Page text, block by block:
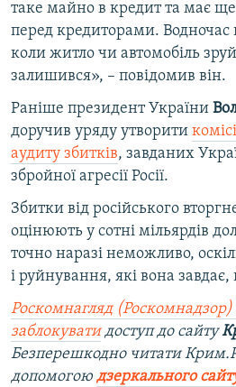
таке майно в кредит та має ще
перед кредиторами. Водночас
коли житло чи автомобіль
залишився», – повідомив він.
Раніше президент України
доручив уряду утворити
аудиту збитків, завданих
збройної агресії Росії.
Збитки від російського
оцінюють у сотні мільярдів
точно наразі неможливо,
і руйнування, які вона
Роскомнагляд (Роскомнадзор)
заблокуватидоступ до сайту
Безперешкодно читати
допомогою дзеркального